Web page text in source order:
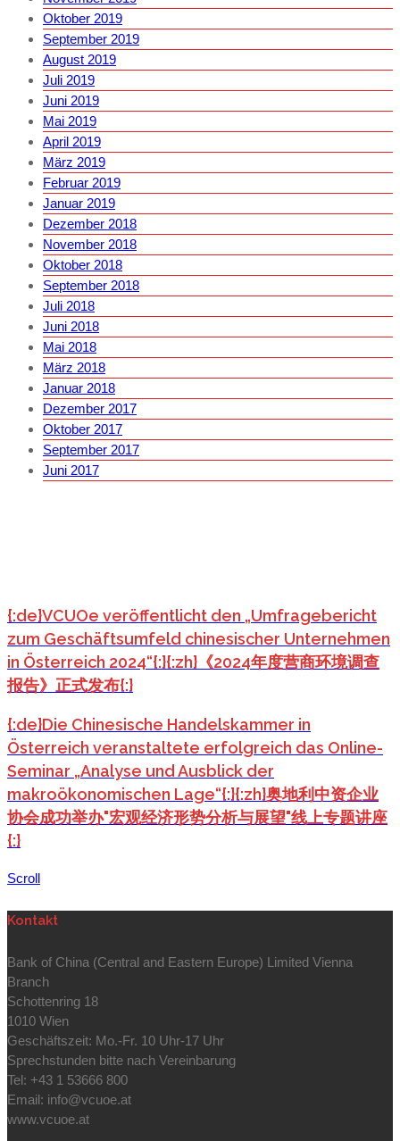
Oktober 2019
September 2019
August 2019
Juli 2019
Juni 2019
Mai 2019
April 2019
März 2019
Februar 2019
Januar 2019
Dezember 2018
November 2018
Oktober 2018
September 2018
Juli 2018
Juni 2018
Mai 2018
März 2018
Januar 2018
Dezember 2017
Oktober 2017
September 2017
Juni 2017
{:de}VCUOe veröffentlicht den „Umfragebericht
zum Geschäftsumfeld chinesischer Unternehmen
in Österreich 2024“{:}{:zh}《2024年度营商环境调查
报告》正式发布{:}
{:de}Die Chinesische Handelskammer in
Österreich veranstaltete erfolgreich das Online-
Seminar „Analyse und Ausblick der
makroökonomischen Lage“{:}{:zh}奥地利中资企业
协会成功举办"宏观经济形势分析与展望"线上专题讲座
{:}
Scroll
Kontakt
Bank of China (Central and Eastern Europe) Limited Vienna
Branch
Schottenring 18
1010 Wien
Geschäftszeit: Mo.-Fr. 10 Uhr-17 Uhr
Sprechstunden bitte nach Vereinbarung
Tel: +43 1 53666 800
Email: info@vcuoe.at
www.vcuoe.at